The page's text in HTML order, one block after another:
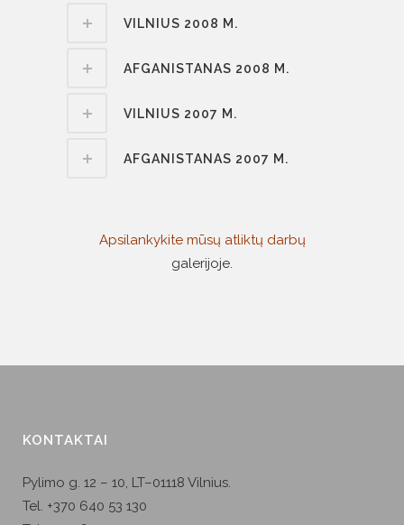
VILNIUS 2008 M.
AFGANISTANAS 2008 M.
VILNIUS 2007 M.
AFGANISTANAS 2007 M.
Apsilankykite mūsų atliktų darbų
galerijoje.
KONTAKTAI
Pylimo g. 12 – 10, LT–01118 Vilnius.
Tel. +370 640 53 130